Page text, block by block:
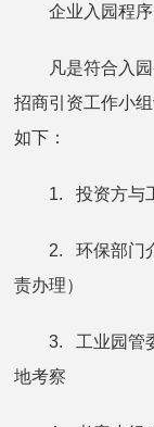
企业入园程序
凡是符合入园
招商引资工作小
如下：
1. 投资方与工
2. 环保部门介
责办理）
3. 工业园管委
地考察